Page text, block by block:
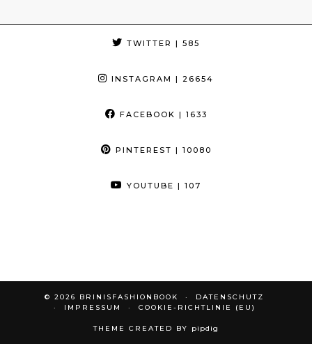
TWITTER | 585
INSTAGRAM | 26654
FACEBOOK | 1633
PINTEREST | 10080
YOUTUBE | 107
© 2026 BRINISFASHIONBOOK
DATENSCHUTZ
IMPRESSUM
COOKIE-RICHTLINIE (EU)
THEME CREATED BY pipdig